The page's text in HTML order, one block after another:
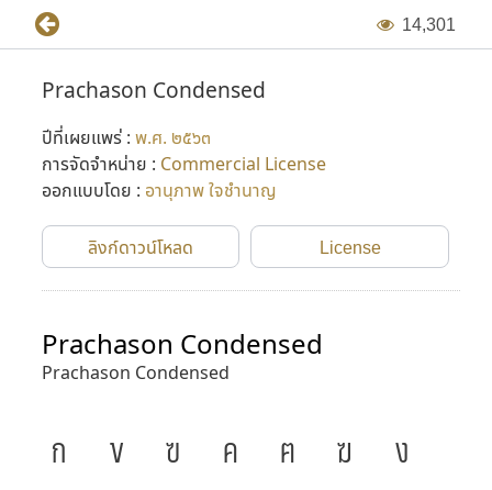
14,301
Prachason Condensed
ปีที่เผยแพร่ : พ.ศ. ๒๕๖๓
การจัดจำหน่าย : Commercial License
ออกแบบโดย : อานุภาพ ใจชำนาญ
ลิงก์ดาวน์โหลด License
Prachason Condensed
Prachason Condensed
ก ข ฃ ค ฅ ฆ
ง